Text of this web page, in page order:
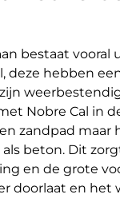
bestaat vooral
deze hebben
Nobre Cal in
zandpad maar
beton. Dit
en de grote
doorlaat en het